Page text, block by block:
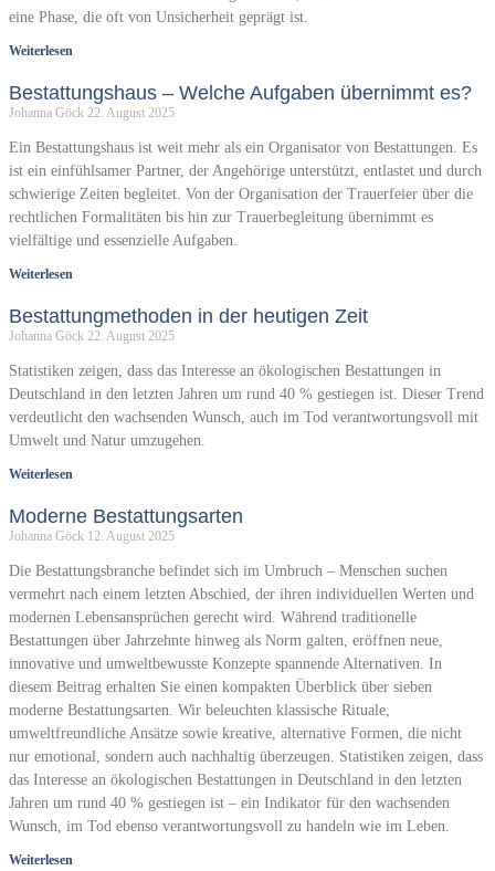
eine Phase, die oft von Unsicherheit geprägt ist.
Weiterlesen
Bestattungshaus – Welche Aufgaben übernimmt es?
Johanna Göck 22. August 2025
Ein Bestattungshaus ist weit mehr als ein Organisator von Bestattungen. Es
ist ein einfühlsamer Partner, der Angehörige unterstützt, entlastet und durch
schwierige Zeiten begleitet. Von der Organisation der Trauerfeier über die
rechtlichen Formalitäten bis hin zur Trauerbegleitung übernimmt es
vielfältige und essenzielle Aufgaben.
Weiterlesen
Bestattungmethoden in der heutigen Zeit
Johanna Göck 22. August 2025
Statistiken zeigen, dass das Interesse an ökologischen Bestattungen in
Deutschland in den letzten Jahren um rund 40 % gestiegen ist. Dieser Trend
verdeutlicht den wachsenden Wunsch, auch im Tod verantwortungsvoll mit
Umwelt und Natur umzugehen.
Weiterlesen
Moderne Bestattungsarten
Johanna Göck 12. August 2025
Die Bestattungsbranche befindet sich im Umbruch – Menschen suchen
vermehrt nach einem letzten Abschied, der ihren individuellen Werten und
modernen Lebensansprüchen gerecht wird. Während traditionelle
Bestattungen über Jahrzehnte hinweg als Norm galten, eröffnen neue,
innovative und umweltbewusste Konzepte spannende Alternativen. In
diesem Beitrag erhalten Sie einen kompakten Überblick über sieben
moderne Bestattungsarten. Wir beleuchten klassische Rituale,
umweltfreundliche Ansätze sowie kreative, alternative Formen, die nicht
nur emotional, sondern auch nachhaltig überzeugen. Statistiken zeigen, dass
das Interesse an ökologischen Bestattungen in Deutschland in den letzten
Jahren um rund 40 % gestiegen ist – ein Indikator für den wachsenden
Wunsch, im Tod ebenso verantwortungsvoll zu handeln wie im Leben.
Weiterlesen